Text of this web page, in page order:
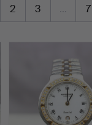
2 3 … 7